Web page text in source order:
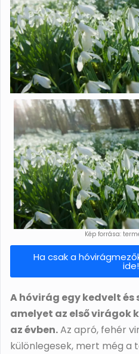
Kép forrása:
Ha csak a
ide!
A hóvirág egy kedvelt
amelyet az első virágok
az évben.Az apró, fehér
különlegesek, mert még a